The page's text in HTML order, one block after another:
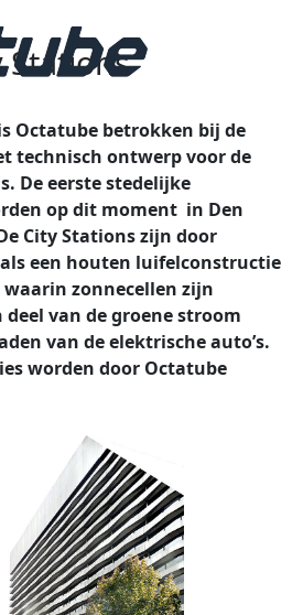
Stations
Octatube betrokken bij de
technisch ontwerp voor de
De eerste stedelijke
op dit moment in Den
City Stations zijn door
een houten luifelconstructie
zonnecellen zijn
van de groene stroom
van de elektrische auto’s.
worden door Octatube